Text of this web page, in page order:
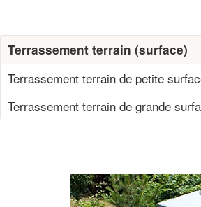
Terrassement terrain (surface)
Terrassement terrain de petite
Terrassement terrain de grande